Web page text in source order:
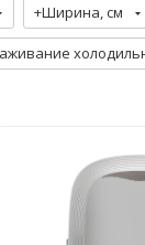
+Ширина, см